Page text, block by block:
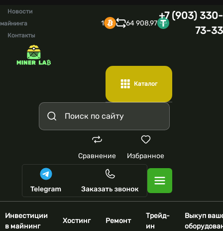
Новости
майнинга
Контакты
1 64 908,97
+7 (903) 330-
73-33
Каталог
Сравнение Избранное
Инвестиции
в майнинг
Хостинг Ремонт
Трейд-
ин
Выкуп